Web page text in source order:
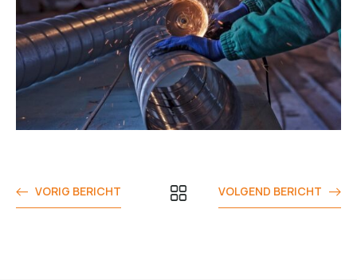
VORIG BERICHT VOLGEND BERICHT